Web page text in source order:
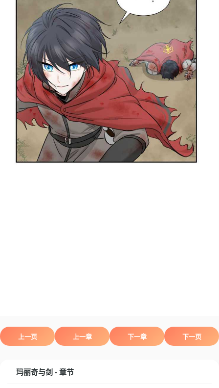
上一页 上一章 下一章 下一页
玛丽奇与剑 - 章节